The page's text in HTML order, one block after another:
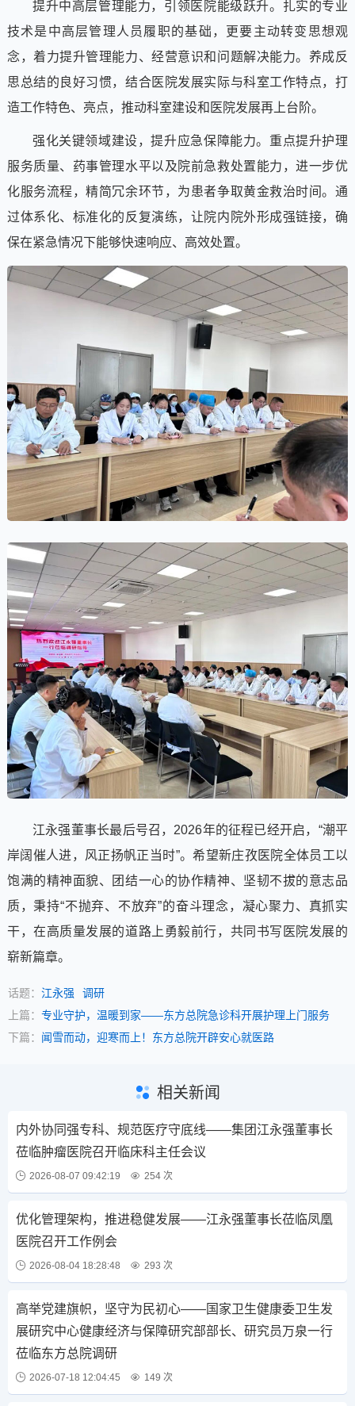
提升中高层管理能力，引领医院能级跃升。扎实的专业
技术是中高层管理人员履职的基础，更要主动转变思想观
念，着力提升管理能力、经营意识和问题解决能力。养成反
思总结的良好习惯，结合医院发展实际与科室工作特点，打
造工作特色、亮点，推动科室建设和医院发展再上台阶。
强化关键领域建设，提升应急保障能力。重点提升护理
服务质量、药事管理水平以及院前急救处置能力，进一步优
化服务流程，精简冗余环节，为患者争取黄金救治时间。通
过体系化、标准化的反复演练，让院内院外形成强链接，确
保在紧急情况下能够快速响应、高效处置。
江永强董事长最后号召，2026年的征程已经开启，“潮平
岸阔催人进，风正扬帆正当时”。希望新庄孜医院全体员工以
饱满的精神面貌、团结一心的协作精神、坚韧不拔的意志品
质，秉持“不抛弃、不放弃”的奋斗理念，凝心聚力、真抓实
干，在高质量发展的道路上勇毅前行，共同书写医院发展的
崭新篇章。
话题： 江永强
调研
上篇： 专业守护，温暖到家——东方总院急诊科开展护理上门服务
下篇： 闻雪而动，迎寒而上！东方总院开辟安心就医路
相关新闻
内外协同强专科、规范医疗守底线——集团江永强董事长
莅临肿瘤医院召开临床科主任会议
2026-08-07 09:42:19 254 次
优化管理架构，推进稳健发展——江永强董事长莅临凤凰
医院召开工作例会
2026-08-04 18:28:48 293 次
高举党建旗帜，坚守为民初心——国家卫生健康委卫生发
展研究中心健康经济与保障研究部部长、研究员万泉一行
莅临东方总院调研
2026-07-18 12:04:45 149 次